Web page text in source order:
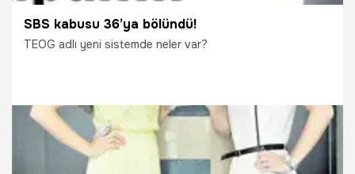
SBS kabusu 36’ya bölündü!
TEOG adlı yeni sistemde neler var?